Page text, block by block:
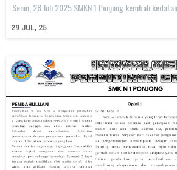
29 JUL, 25
Senin, 28 Juli 2025 SMKN 1 Ponjong kembali